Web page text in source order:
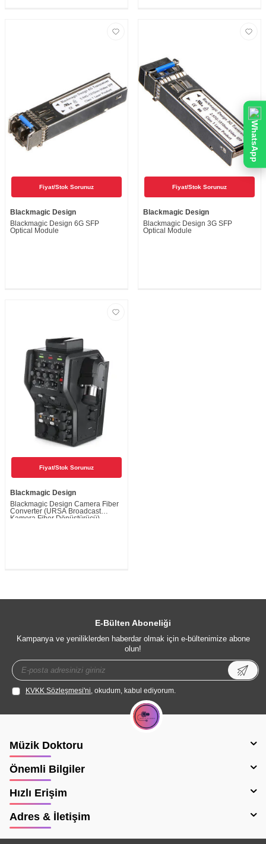
Fiyat/Stok Sorunuz
Blackmagic Design
Blackmagic Design 6G SFP
Optical Module
Fiyat/Stok Sorunuz
Blackmagic Design
Blackmagic Design 3G SFP
Optical Module
Fiyat/Stok Sorunuz
Blackmagic Design
Blackmagic Design Camera Fiber
Converter (URSA Broadcast
Kamera Fiber Dönüştürücü)
E-Bülten Aboneliği
Kampanya ve yeniliklerden haberdar olmak için e-bültenimize abone
olun!
KVKK Sözleşmesi'ni, okudum, kabul ediyorum.
Müzik Doktoru
Önemli Bilgiler
Hızlı Erişim
Adres & İletişim
WhatsApp